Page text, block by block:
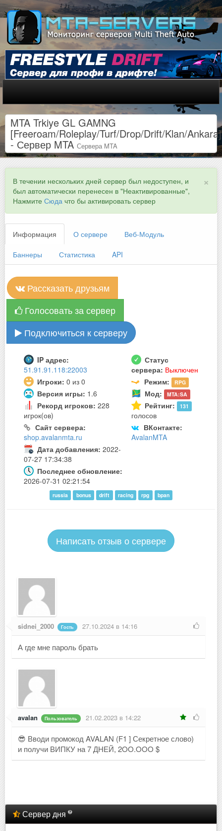
MTA Trkiye GL GAMNG
[Freeroam/Roleplay/Turf/Drop/Drift/Klan/Ankara]
- Сервер MTA Сервера MTA
×
В течении нескольких дней сервер был недоступен, и
был автоматически перенесен в "Неактивированные",
Нажмите Сюда что бы активировать сервер
Информация О сервере Веб-Модуль
Баннеры Статистика API
Рассказать друзьям
Голосовать за сервер
Подключиться к серверу
IP адрес:
51.91.91.118:22003
Статус
сервера: Выключен
Игроки: 0 из 0 Режим: RPG
Версия игры: 1.6 Мод: MTA:SA
Рекорд игроков: 228
игрок(ов)
Рейтинг: 131
голосов
Сайт сервера:
shop.avalanmta.ru
ВКонтакте:
AvalanMTA
Дата добавления: 2022-
07-27 17:34:38
Последнее обновление:
2026-07-31 02:21:54
russia bonus drift racing rpg bpan
Написать отзыв о сервере
sidnei_2000 Гость 27.10.2024 в 14:16
А где мне пароль брать
avalan Пользователь 21.02.2023 в 14:22
😎 Вводи промокод AVALAN (F1 ] Секретное слово)
и получи ВИПКУ на 7 ДНЕЙ, 2OO.OOO $
Сервер дня